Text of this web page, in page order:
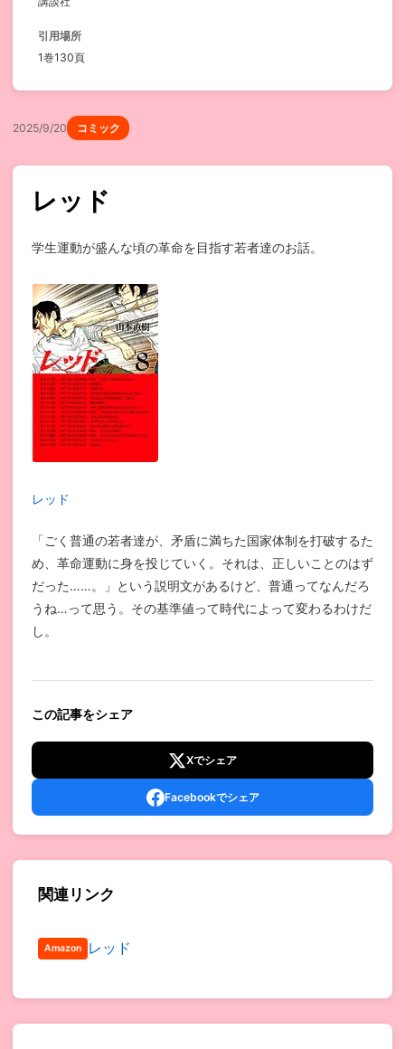
引用場所
1巻130頁
2025/9/20 コミック
レッド
学生運動が盛んな頃の革命を目指す若者達のお話。
レッド
「ごく普通の若者達が、矛盾に満ちた国家体制を打破するた
め、革命運動に身を投じていく。それは、正しいことのはず
だった……。」という説明文があるけど、普通ってなんだろ
うね…って思う。その基準値って時代によって変わるわけだ
し。
この記事をシェア
Xでシェア
Facebookでシェア
関連リンク
Amazon レッド